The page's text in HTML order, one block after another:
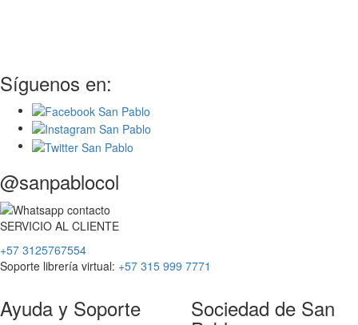
Síguenos en:
@sanpablocol
SERVICIO AL CLIENTE
+57 3125767554
Soporte librería virtual: +57 315 999 7771
Ayuda y Soporte Sociedad de San